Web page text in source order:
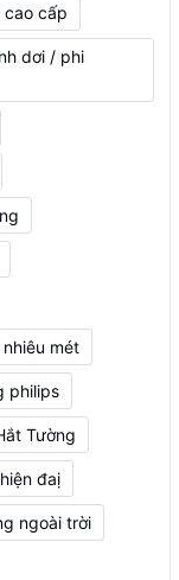
cao cấp
dơi / phi
mét
philips
Tường
đaị
ngoài trời